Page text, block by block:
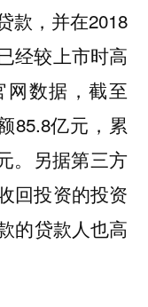
款，并在2018
经较上市时高
网数据，截至
85.8亿元，累
。另据第三方
回投资的投资
的贷款人也高